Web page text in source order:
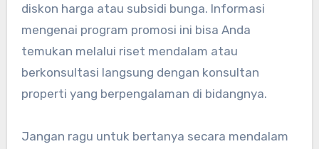
diskon harga atau subsidi bunga. Informasi
mengenai program promosi ini bisa Anda
temukan melalui riset mendalam atau
berkonsultasi langsung dengan konsultan
properti yang berpengalaman di bidangnya.
Jangan ragu untuk bertanya secara mendalam